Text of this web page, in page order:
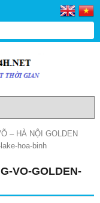
– HÀ NỘI GOLDEN
hoa-binh
VO-GOLDEN-